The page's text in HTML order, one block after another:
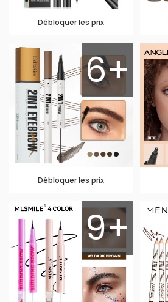
Débloquer les prix
6+
Débloquer les prix
9+